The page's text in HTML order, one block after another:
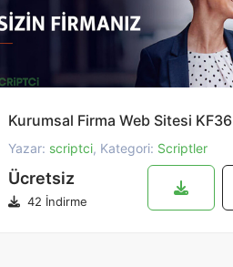
Kurumsal Firma Web Sitesi KF36
Yazar: scriptci, Kategori: Scriptler
Ücretsiz
42 İndirme